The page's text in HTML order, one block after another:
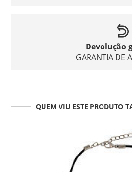
Devolução
GARANTIA DE
QUEM VIU ESTE PRODUTO